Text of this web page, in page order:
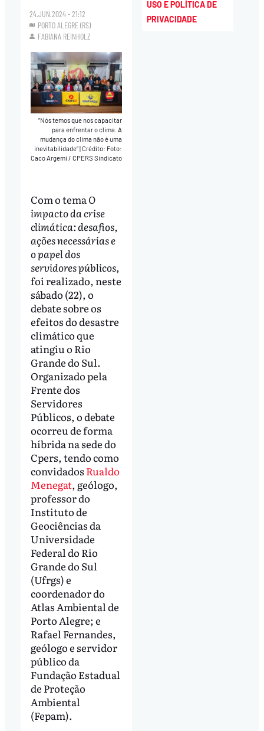
24.JUN.2024 - 21:12
PORTO ALEGRE (RS)
FABIANA REINHOLZ
“Nós temos que nos capacitar
para enfrentar o clima. A
mudança do clima não é uma
inevitabilidade”|Crédito: Foto:
Caco Argemi / CPERS Sindicato
Com o temaO
impacto da crise
climática: desafios,
ações necessárias e
o papel dos
servidores públicos,
foi realizado, neste
sábado (22), o
debate sobre os
efeitos do desastre
climático que
atingiu o Rio
Grande do Sul.
Organizado pela
Frente dos
Servidores
Públicos, o debate
ocorreu de forma
híbrida na sede do
Cpers, tendo como
convidados Rualdo
Menegat, geólogo,
professor do
Instituto de
Geociências da
Universidade
Federal do Rio
Grande do Sul
(Ufrgs) e
coordenador do
Atlas Ambiental de
Porto Alegre; e
Rafael Fernandes,
geólogo e servidor
público da
Fundação Estadual
de Proteção
Ambiental
(Fepam).
USO E POLÍTICA DE
PRIVACIDADE